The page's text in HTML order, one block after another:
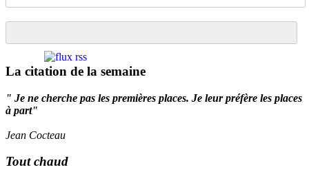
La citation de la semaine
" Je ne cherche pas les premières places. Je leur préfère les places
à part"
Jean Cocteau
Tout chaud